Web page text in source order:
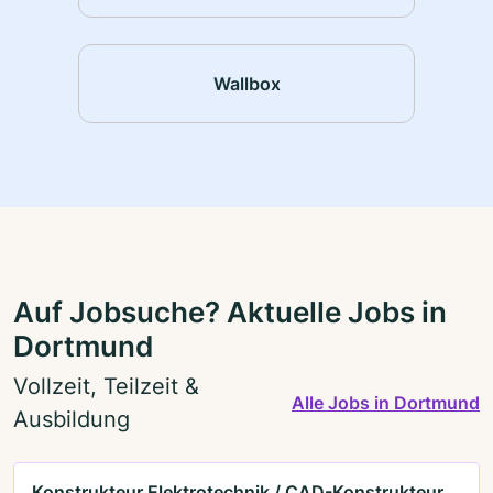
Wallbox
Auf Jobsuche? Aktuelle Jobs in
Dortmund
Vollzeit, Teilzeit &
Ausbildung
Alle Jobs in Dortmund